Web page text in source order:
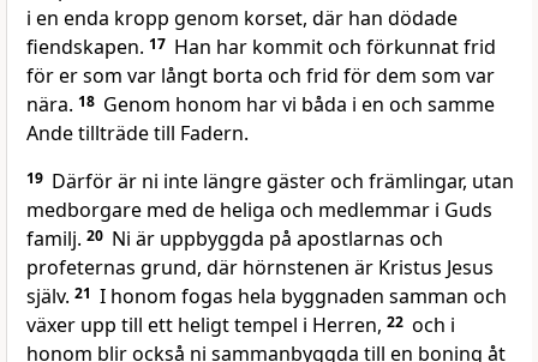
i en enda kropp genom korset, där han dödade
fiendskapen. 17 Han har kommit och förkunnat frid
för er som var långt borta och frid för dem som var
nära. 18 Genom honom har vi båda i en och samme
Ande tillträde till Fadern.
19 Därför är ni inte längre gäster och främlingar, utan
medborgare med de heliga och medlemmar i Guds
familj. 20 Ni är uppbyggda på apostlarnas och
profeternas grund, där hörnstenen är Kristus Jesus
själv. 21 I honom fogas hela byggnaden samman och
växer upp till ett heligt tempel i Herren, 22 och i
honom blir också ni sammanbyggda till en boning åt